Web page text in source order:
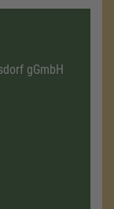
gGmbH